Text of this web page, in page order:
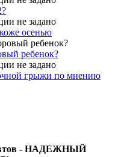
осенью
ребенок?
грыжи по мнению
- НАДЕЖНЫЙ